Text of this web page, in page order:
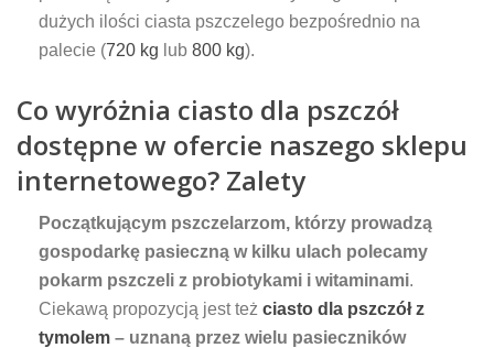
dużych ilości ciasta pszczelego bezpośrednio na
palecie (720 kg lub 800 kg).
Co wyróżnia ciasto dla pszczół
dostępne w ofercie naszego sklepu
internetowego? Zalety
Początkującym pszczelarzom, którzy prowadzą
gospodarkę pasieczną w kilku ulach polecamy
pokarm pszczeli z probiotykami i witaminami.
Ciekawą propozycją jest też ciasto dla pszczół z
tymolem – uznaną przez wielu pasieczników